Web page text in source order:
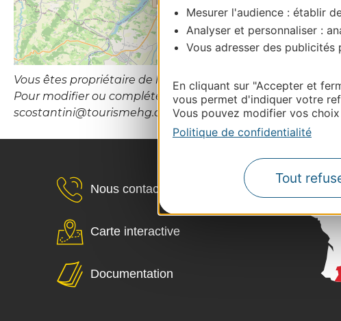
Mesurer l'audience : établir
Analyser et personnaliser :
Vous adresser des
En cliquant sur "Accepter et
vous permet d'indiquer votre
Vous pouvez modifier vos
Politique de confidentialité
Tout
Vous êtes propriétaire de l’établissement ou le
Pour modifier ou compléter cette fiche, merci de contacter
scostantini@tourismehg.com
Nous contacter
Carte interactive
Documentation